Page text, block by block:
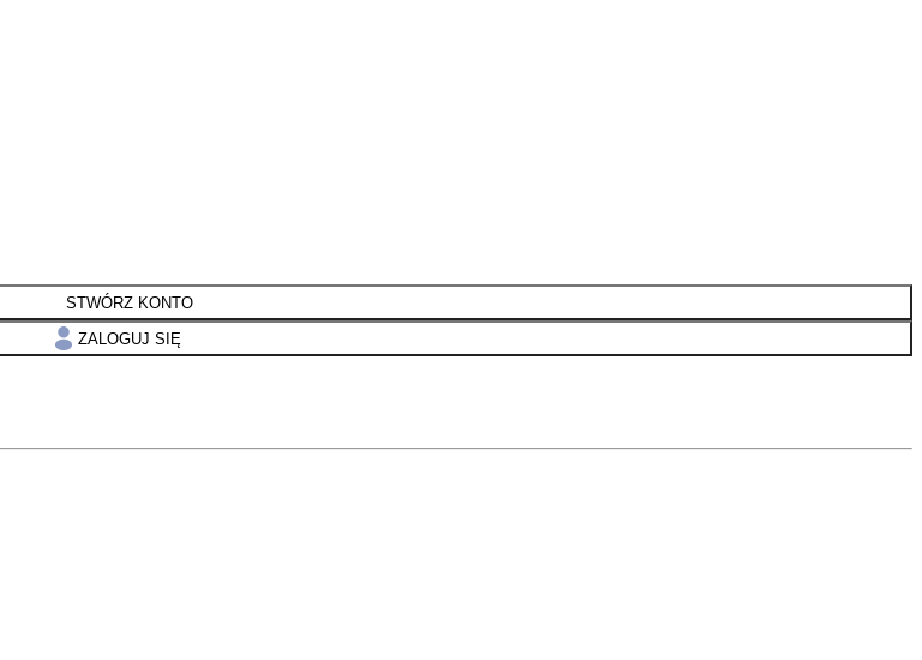
STWÓRZ KONTO
ZALOGUJ SIĘ